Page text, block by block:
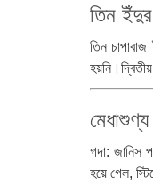
তিন ইঁদুর
তিন
মেধাশুণ্য
গদা: জানিস
হয়ে গেল,